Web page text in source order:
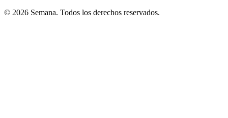
© 2026 Semana. Todos los derechos reservados.